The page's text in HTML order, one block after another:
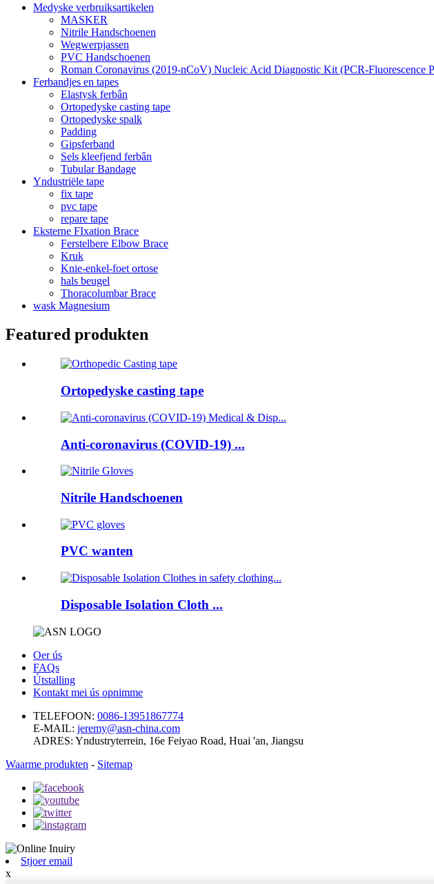
Medyske verbruiksartikelen
MASKER
Nitrile Handschoenen
Wegwerpjassen
PVC Handschoenen
Roman Coronavirus (2019-nCoV) Nucleic Acid Diagnostic Kit (PCR-Fluorescence
Ferbandjes en tapes
Elastysk ferbân
Ortopedyske casting tape
Ortopedyske spalk
Padding
Gipsferband
Sels kleefjend ferbân
Tubular Bandage
Yndustriële tape
fix tape
pvc tape
repare tape
Eksterne FIxation Brace
Ferstelbere Elbow Brace
Kruk
Knie-enkel-foet ortose
hals beugel
Thoracolumbar Brace
wask Magnesium
Featured produkten
Ortopedyske casting tape
Anti-coronavirus (COVID-19) ...
Nitrile Handschoenen
PVC wanten
Disposable Isolation Cloth ...
Oer ús
FAQs
Útstalling
Kontakt mei ús opnimme
TELEFOON: 0086-13951867774
E-MAIL: jeremy@asn-china.com
ADRES: Yndustryterrein, 16e Feiyao Road, Huai 'an, Jiangsu
Waarme produkten - Sitemap
Stjoer email
x